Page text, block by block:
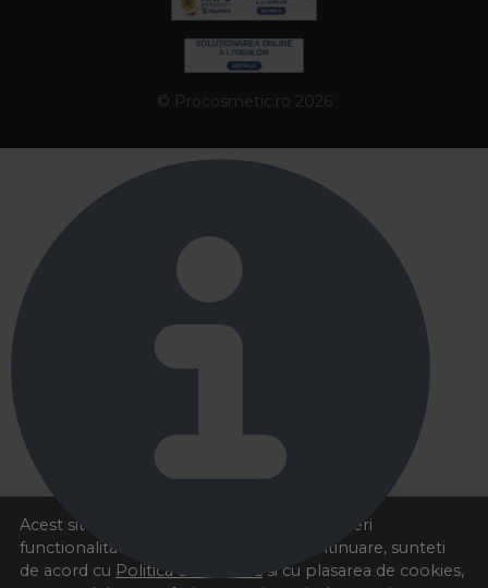
Acest site foloseste cookies pentru a va oferi
functionalitatea dorita. Navigand in continuare, sunteti
de acord cu Politica de cookies si cu plasarea de cookies,
© Procosmetic.ro 2026